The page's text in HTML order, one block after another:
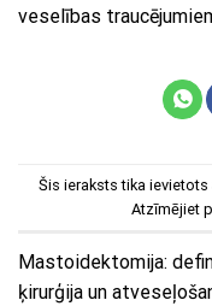
veselības
Šis ieraksts tika ievietots
Atzīmējiet
Mastoidektomija:
ķirurģija un